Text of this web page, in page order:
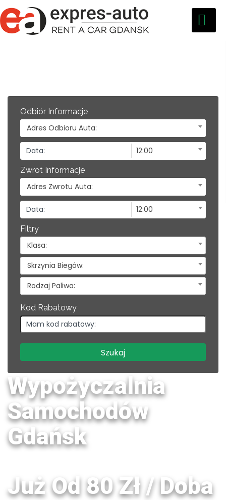
Odbiór Informacje
Adres Odbioru Auta:
12:00
Zwrot Informacje
Adres Zwrotu Auta:
12:00
Filtry
Klasa:
Skrzynia Biegów:
Rodzaj Paliwa:
Kod Rabatowy
Wypożyczalnia
Samochodów
Gdańsk
Już Od 80 Zł / Doba